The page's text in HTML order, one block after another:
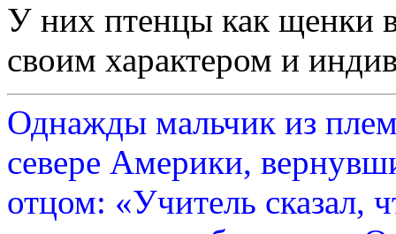
У них птенцы как щенки
своим характером и
Однажды мальчик из
севере Америки,
отцом: «Учитель сказал,